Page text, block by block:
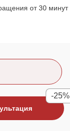
от 30 минут
-25%